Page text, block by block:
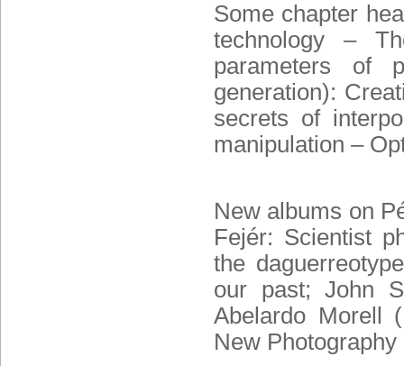
Some chapter
technology –
parameters of
generation):
secrets of
manipulation –
New albums on
Fejér: Scientist
the
our past; John
Abelardo Morell
New